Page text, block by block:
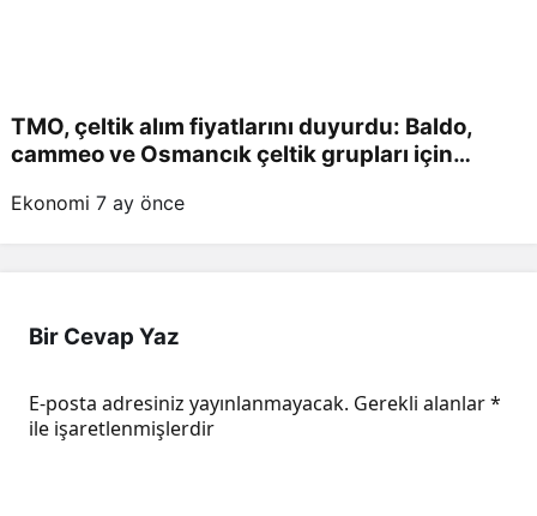
TMO, çeltik alım fiyatlarını duyurdu: Baldo,
cammeo ve Osmancık çeltik grupları için
Ekonomi 7 ay önce
Bir Cevap Yaz
E-posta adresiniz yayınlanmayacak. Gerekli alanlar*
ile işaretlenmişlerdir